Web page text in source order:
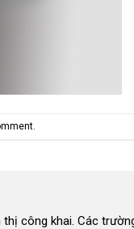
công khai. Các